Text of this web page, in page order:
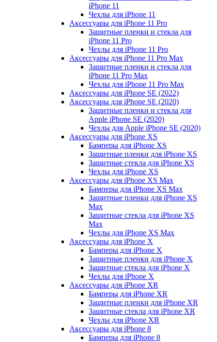
iPhone 11
Чехлы для iPhone 11
Аксессуары для iPhone 11 Pro
Защитные пленки и стекла для
iPhone 11 Pro
Чехлы для iPhone 11 Pro
Аксессуары для iPhone 11 Pro Max
Защитные пленки и стекла для
iPhone 11 Pro Max
Чехлы для iPhone 11 Pro Max
Аксессуары для iPhone SE (2022)
Аксессуары для iPhone SE (2020)
Защитные пленки и стекла для
Apple iPhone SE (2020)
Чехлы для Apple iPhone SE (2020)
Аксессуары для iPhone ХS
Бамперы для iPhone ХS
Защитные пленки для iPhone ХS
Защитные стекла для iPhone ХS
Чехлы для iPhone ХS
Аксессуары для iPhone ХS Max
Бамперы для iPhone XS Max
Защитные пленки для iPhone XS
Max
Защитные стекла для iPhone XS
Max
Чехлы для iPhone XS Max
Аксессуары для iPhone X
Бамперы для iPhone X
Защитные пленки для iPhone X
Защитные стекла для iPhone X
Чехлы для iPhone X
Аксессуары для iPhone XR
Бамперы для iPhone XR
Защитные пленки для iPhone XR
Защитные стекла для iPhone XR
Чехлы для iPhone XR
Аксессуары для iPhone 8
Бамперы для iPhone 8